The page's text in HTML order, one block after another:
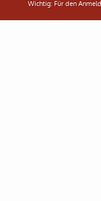
Wichtig: Für den